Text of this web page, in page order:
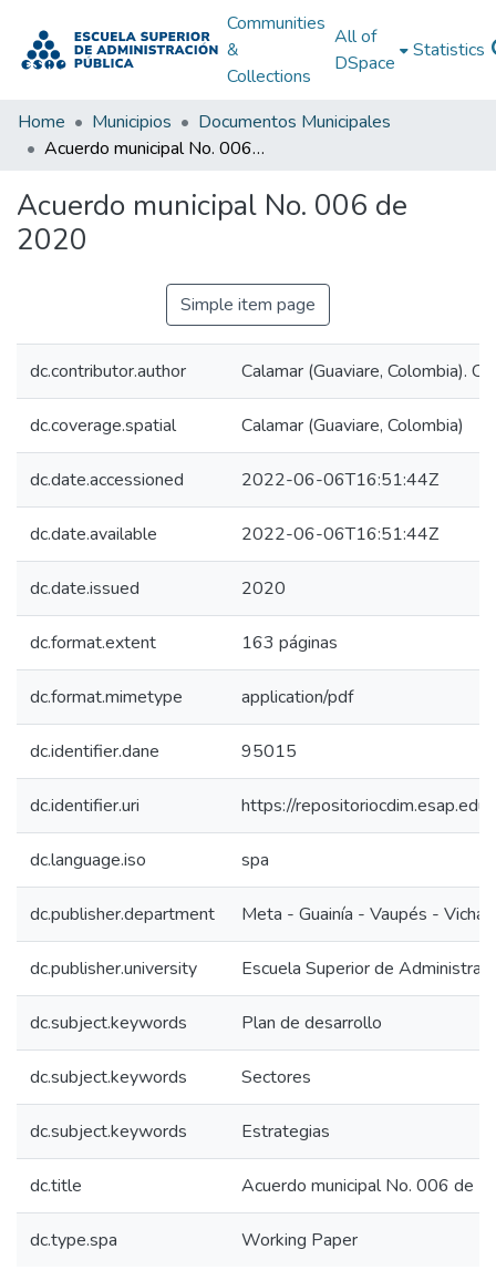
Communities
&
Collections
All of
DSpace
Statistics
Home Municipios
Documentos Municipales
Acuerdo municipal No. 006 de 2020
Acuerdo municipal No. 006 de
2020
Simple item page
dc.contributor.author Calamar (Guaviare, Colombia).
dc.coverage.spatial Calamar (Guaviare, Colombia)
dc.date.accessioned 2022-06-06T16:51:44Z
dc.date.available 2022-06-06T16:51:44Z
dc.date.issued 2020
dc.format.extent 163 páginas
dc.format.mimetype application/pdf
dc.identifier.dane 95015
dc.identifier.uri https://
dc.language.iso spa
dc.publisher.department Meta - Guainía - Vaupés -
dc.publisher.university Escuela Superior de
dc.subject.keywords Plan de desarrollo
dc.subject.keywords Sectores
dc.subject.keywords Estrategias
dc.title Acuerdo municipal No. 006 de
dc.type.spa Working Paper